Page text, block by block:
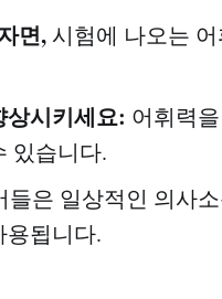
면, 시험에 나오는
상시키세요: 어휘력
있습니다.
들은 일상적인 의사
용됩니다.